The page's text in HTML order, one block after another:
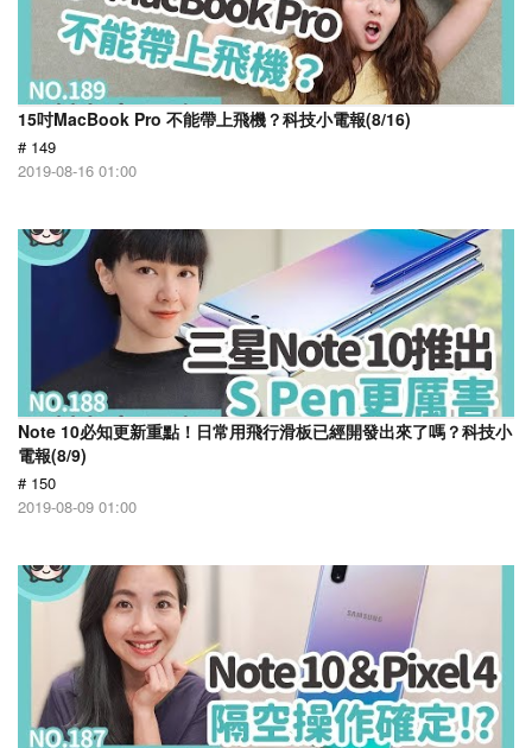
15吋MacBook Pro 不能帶上飛機？科技小電報(8/16)
# 149
2019-08-16 01:00
Note 10必知更新重點！日常用飛行滑板已經開發出來了嗎？科技小
電報(8/9)
# 150
2019-08-09 01:00